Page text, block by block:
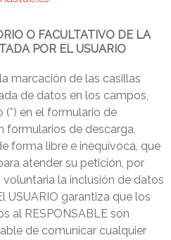
O FACULTATIVO DE LA
POR EL USUARIO
marcación de las casillas
de datos en los campos,
(*) en el formulario de
formularios de descarga,
forma libre e inequívoca, que
atender su petición, por
la inclusión de datos
USUARIO garantiza que los
al RESPONSABLE son
de comunicar cualquier